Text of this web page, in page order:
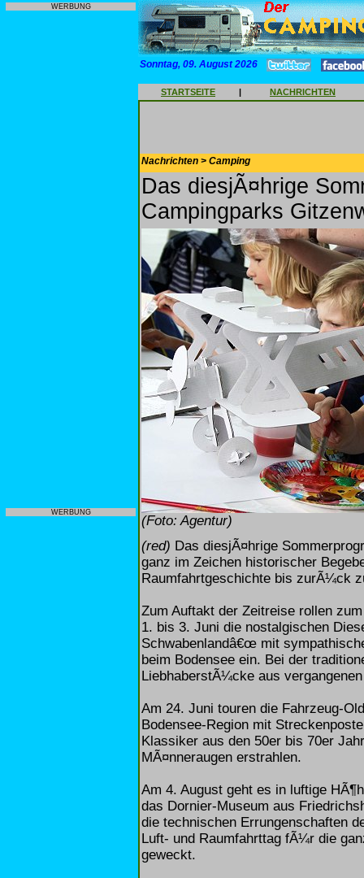
WERBUNG
WERBUNG
Sonntag, 09. August 2026
STARTSEITE | NACHRICHTEN
Nachrichten > Camping
Das diesjÃ¤hrige
Campingparks
(Foto: Agentur)
(red) Das diesjÃ¤hrige
ganz im Zeichen historischer
Raumfahrtgeschichte bis zurÃ¼ck
Zum Auftakt der Zeitreise rollen
1. bis 3. Juni die nostalgischen
Schwabenlandâ€œ mit
beim Bodensee ein. Bei der
LiebhaberstÃ¼cke aus
Am 24. Juni touren die Fahrzeug-
Bodensee-Region mit
Klassiker aus den 50er bis 70er
MÃ¤nneraugen erstrahlen.
Am 4. August geht es in luftige
das Dornier-Museum aus
die technischen Errungenschaften
Luft- und Raumfahrttag fÃ¼r die
geweckt.